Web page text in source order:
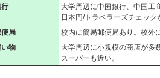
大学周辺に中国銀行、中国工
日本円/トラベラーズチェック
局
校内に簡易郵便局あり。校外
物
大学周辺に小規模の商店が多
スーパーも近い。